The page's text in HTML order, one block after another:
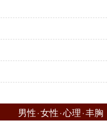
男性·女性·心理·丰胸